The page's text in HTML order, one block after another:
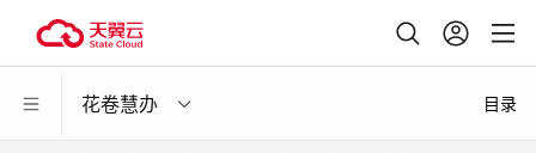
花卷慧办 目录